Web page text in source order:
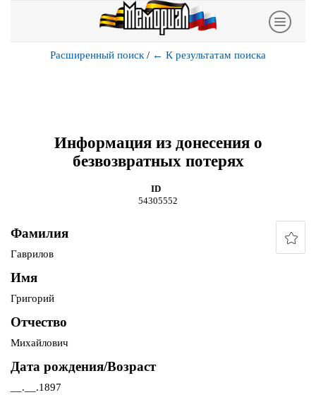
Расширенный поиск / ← К результатам поиска
Информация из донесения о
безвозвратных потерях
ID
54305552
Фамилия
Гаврилов
Имя
Григорий
Отчество
Михайлович
Дата рождения/Возраст
__.__.1897